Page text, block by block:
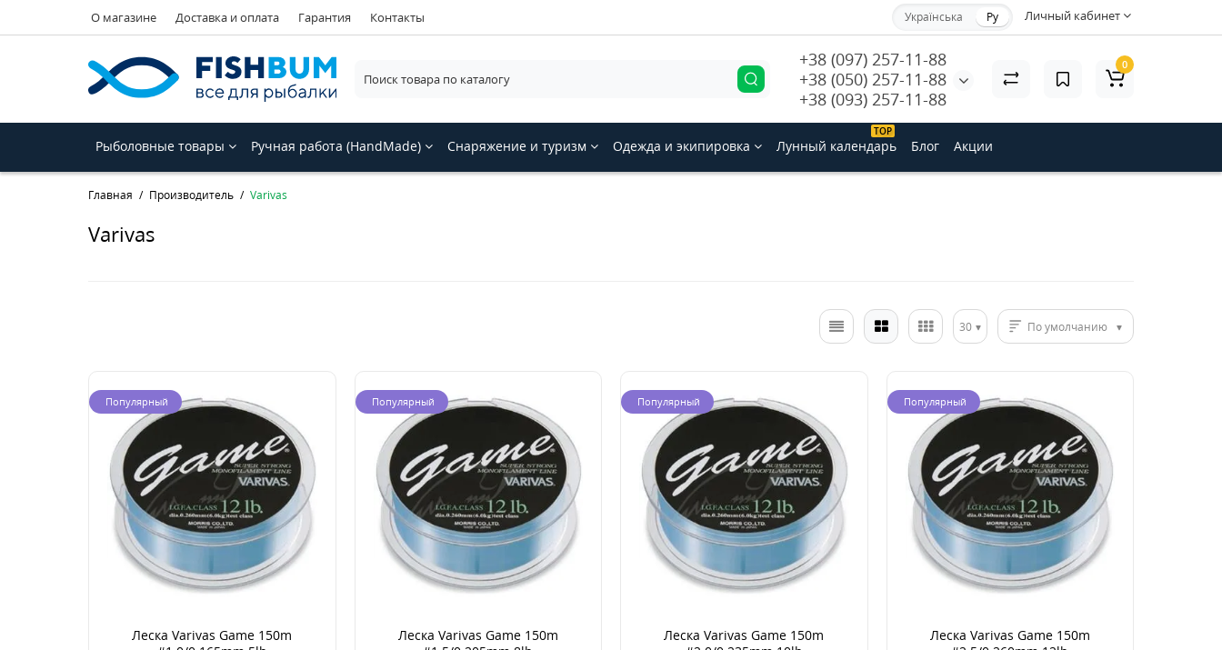
О магазине Доставка и оплата Гарантия Контакты Личный кабинет
Українська Ру
+38 (097) 257-11-88
+38 (050) 257-11-88
+38 (093) 257-11-88
0
Рыболовные товары Ручная работа (HandMade) Снаряжение и туризм Одежда и экипировка
ТОP
Лунный календарь Блог Акции
Главная Производитель Varivas
Varivas
30 По умолчанию
Популярный
Леска Varivas Game 150m
Популярный
Леска Varivas Game 150m
Популярный
Леска Varivas Game 150m
Популярный
Леска Varivas Game 150m